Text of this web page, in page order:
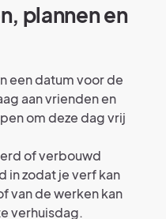
plannen en
een datum voor de
aan vrienden en
om deze dag vrij
of verbouwd
in zodat je verf kan
van de werken kan
verhuisdag.